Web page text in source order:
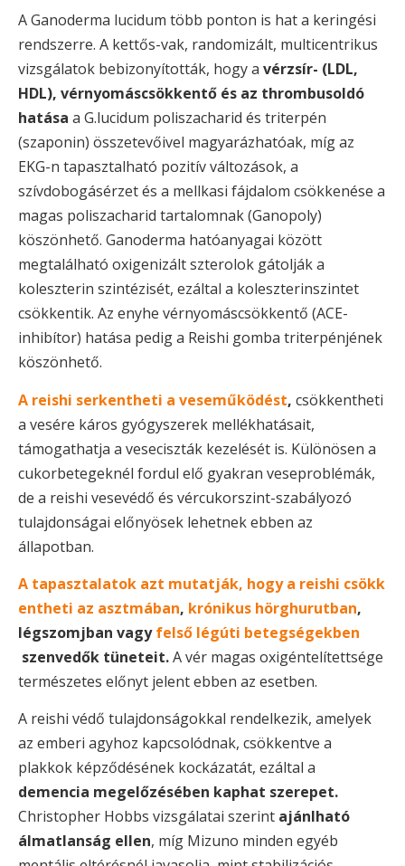
A Ganoderma lucidum több ponton is hat a keringési
rendszerre. A kettős-vak, randomizált, multicentrikus
vizsgálatok bebizonyították, hogy a vérzsír- (LDL,
HDL), vérnyomáscsökkentő és az thrombusoldó
hatása a G.lucidum poliszacharid és triterpén
(szaponin) összetevőivel magyarázhatóak, míg az
EKG-n tapasztalható pozitív változások, a
szívdobogásérzet és a mellkasi fájdalom csökkenése a
magas poliszacharid tartalomnak (Ganopoly)
köszönhető. Ganoderma hatóanyagai között
megtalálható oxigenizált szterolok gátolják a
koleszterin szintézisét, ezáltal a koleszterinszintet
csökkentik. Az enyhe vérnyomáscsökkentő (ACE-
inhibítor) hatása pedig a Reishi gomba triterpénjének
köszönhető.
A reishi serkentheti a veseműködést, csökkentheti
a vesére káros gyógyszerek mellékhatásait,
támogathatja a veseciszták kezelését is. Különösen a
cukorbetegeknél fordul elő gyakran veseproblémák,
de a reishi vesevédő és vércukorszint-szabályozó
tulajdonságai előnyösek lehetnek ebben az
állapotban.
A tapasztalatok azt mutatják, hogy a reishi csökk
entheti az asztmában, krónikus hörghurutban,
légszomjban vagyfelső légúti betegségekben
szenvedők tüneteit.A vér magas oxigéntelítettsége
természetes előnyt jelent ebben az esetben.
A reishi védő tulajdonságokkal rendelkezik, amelyek
az emberi agyhoz kapcsolódnak, csökkentve a
plakkok képződésének kockázatát, ezáltal a
demencia megelőzésében kaphat szerepet.
Christopher Hobbs vizsgálatai szerint ajánlható
álmatlanság ellen, míg Mizuno minden egyéb